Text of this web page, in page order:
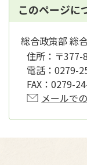
このページに
総合政策部 総
住所： 〒377-
電話： 0279-
FAX： 0279-
メールで